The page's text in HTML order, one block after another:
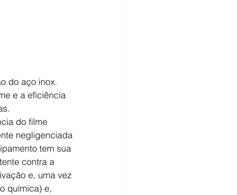
do aço inox.
e a eficiência
do filme
negligenciada
tem sua
contra a
e, uma vez
química) e,